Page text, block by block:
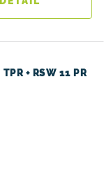
+ RSW 11 PR